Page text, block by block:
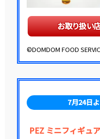
お取り扱い
©DOMDOM FOOD
7月24日
PEZ ミニフィギュ